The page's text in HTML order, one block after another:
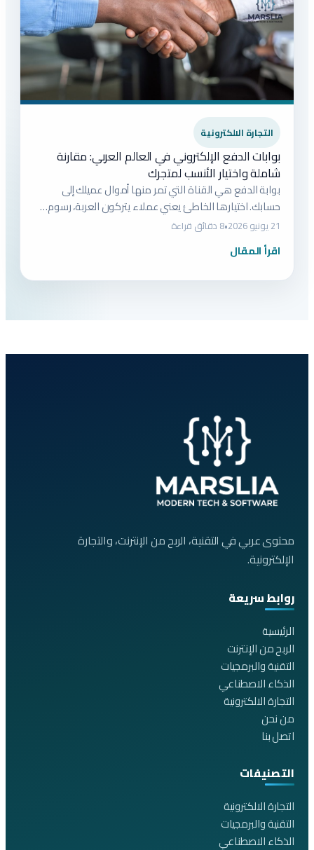
التجارة الالكترونية
بوابات الدفع الإلكتروني في العالم العربي: مقارنة
شاملة واختيار الأنسب لمتجرك
بوابة الدفع هي القناة التي تمر منها أموال عميلك إلى
حسابك. اختيارها الخاطئ يعني عملاء يتركون العربة، رسوم…
21 يونيو 2026 •8 دقائق قراءة
اقرأ المقال
محتوى عربي في التقنية، الربح من الإنترنت، والتجارة
الإلكترونية.
روابط سريعة
الرئيسية
الربح من الإنترنت
التقنية والبرمجيات
الذكاء الاصطناعي
التجارة الالكترونية
من نحن
اتصل بنا
التصنيفات
التجارة الالكترونية
التقنية والبرمجيات
الذكاء الاصطناعي